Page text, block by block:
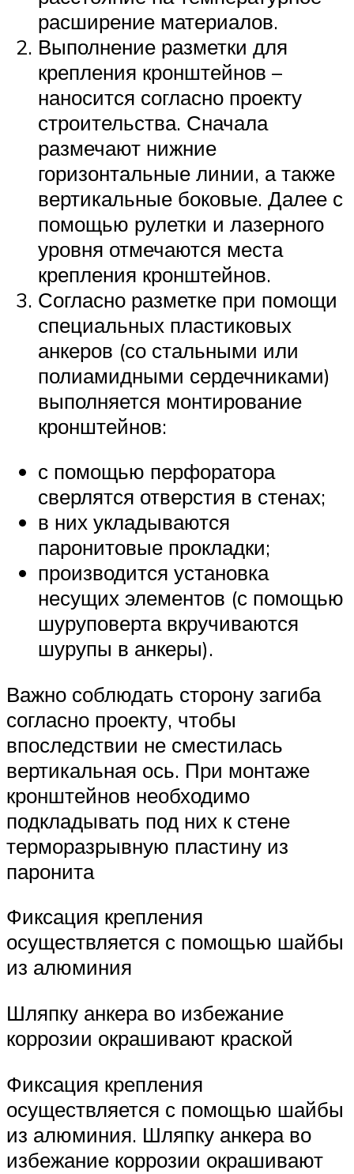
расширение материалов.
Выполнение разметки для
крепления кронштейнов –
наносится согласно проекту
строительства. Сначала
размечают нижние
горизонтальные линии, а также
вертикальные боковые. Далее с
помощью рулетки и лазерного
уровня отмечаются места
крепления кронштейнов.
Согласно разметке при помощи
специальных пластиковых
анкеров (со стальными или
полиамидными сердечниками)
выполняется монтирование
кронштейнов:
с помощью перфоратора
сверлятся отверстия в стенах;
в них укладываются
паронитовые прокладки;
производится установка
несущих элементов (с помощью
шуруповерта вкручиваются
шурупы в анкеры).
Важно соблюдать сторону загиба
согласно проекту, чтобы
впоследствии не сместилась
вертикальная ось. При монтаже
кронштейнов необходимо
подкладывать под них к стене
терморазрывную пластину из
паронита
Фиксация крепления
осуществляется с помощью шайбы
из алюминия
Шляпку анкера во избежание
коррозии окрашивают краской
Фиксация крепления
осуществляется с помощью шайбы
из алюминия. Шляпку анкера во
избежание коррозии окрашивают